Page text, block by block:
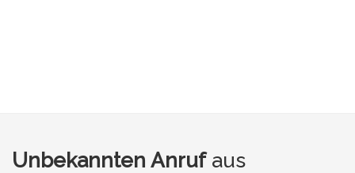
Unbekannten Anrufaus